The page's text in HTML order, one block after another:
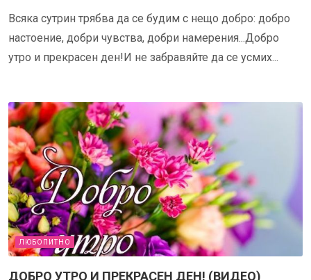
Всяка сутрин трябва да се будим с нещо добро: добро
настоение, добри чувства, добри намерения...Добро
утро и прекрасен ден!И не забравяйте да се усмих...
ЛЮБОПИТНО
ДОБРО УТРО И ПРЕКРАСЕН ДЕН! (ВИДЕО)